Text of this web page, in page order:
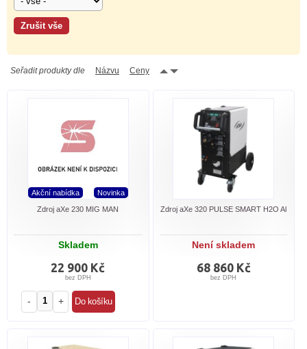
Seřadit produkty dle Názvu Ceny
Zdroj aXe 230 MIG MAN
Novinka
Akční nabídka
Skladem
22 900 Kč
bez DPH
- +
Zdroj aXe 320 PULSE SMART H2O Al
Není skladem
68 860 Kč
bez DPH